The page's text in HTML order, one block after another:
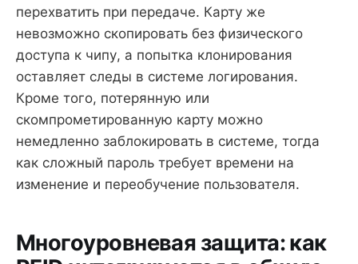
перехватить при передаче. Карту же
невозможно скопировать без физического
доступа к чипу, а попытка клонирования
оставляет следы в системе логирования.
Кроме того, потерянную или
скомпрометированную карту можно
немедленно заблокировать в системе, тогда
как сложный пароль требует времени на
изменение и переобучение пользователя.
Многоуровневая защита: как